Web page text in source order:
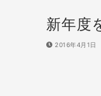
新年度
2016年4月1日